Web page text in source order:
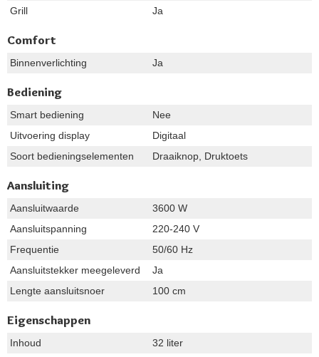
Grill
Ja
Comfort
Binnenverlichting Ja
Bediening
Smart bediening
Nee
Uitvoering display
Digitaal
Soort bedieningselementen
Draaiknop, Druktoets
Aansluiting
Aansluitwaarde
3600 W
Aansluitspanning
220-240 V
Frequentie
50/60 Hz
Aansluitstekker meegeleverd
Ja
Lengte aansluitsnoer
100 cm
Eigenschappen
Inhoud
32 liter